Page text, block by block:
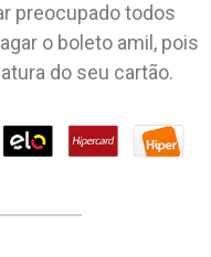
preocupado todos
o boleto amil, pois
do seu cartão.